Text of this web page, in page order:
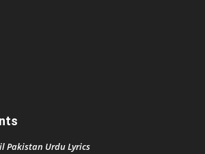
Pakistan Urdu Lyrics